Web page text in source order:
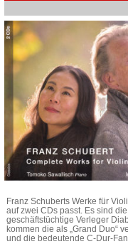
Franz Schuberts Werke für
auf zwei CDs passt. Es sind
geschäftstüchtige Verleger
kommen die als „Grand Duo“
und die bedeutende C-Dur-